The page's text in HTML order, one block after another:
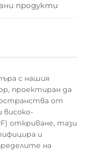
продукти
с нашия
проектиран да
от
високо-
откриване, тази
и
на